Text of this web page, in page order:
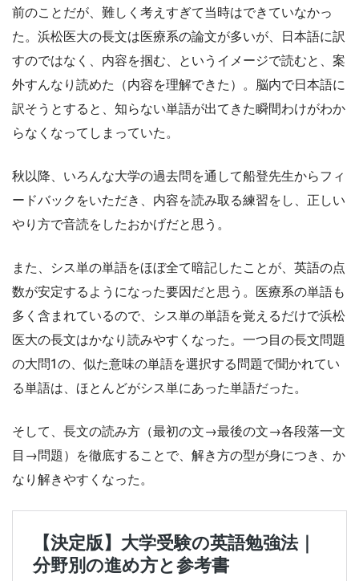
前のことだが、難しく考えすぎて当時はできていなかっ
た。浜松医大の長文は医療系の論文が多いが、日本語に訳
すのではなく、内容を掴む、というイメージで読むと、案
外すんなり読めた（内容を理解できた）。脳内で日本語に
訳そうとすると、知らない単語が出てきた瞬間わけがわか
らなくなってしまっていた。
秋以降、いろんな大学の過去問を通して船登先生からフィ
ードバックをいただき、内容を読み取る練習をし、正しい
やり方で音読をしたおかげだと思う。
また、シス単の単語をほぼ全て暗記したことが、英語の点
数が安定するようになった要因だと思う。医療系の単語も
多く含まれているので、シス単の単語を覚えるだけで浜松
医大の長文はかなり読みやすくなった。一つ目の長文問題
の大問1の、似た意味の単語を選択する問題で聞かれてい
る単語は、ほとんどがシス単にあった単語だった。
そして、長文の読み方（最初の文→最後の文→各段落一文
目→問題）を徹底することで、解き方の型が身につき、か
なり解きやすくなった。